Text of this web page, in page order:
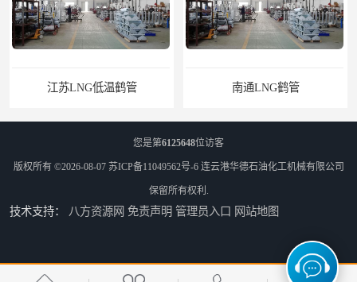
南通LNG鹤管 江苏LNG鹤管
您是第6125648位访客
版权所有 ©2026-08-07 苏ICP备11049562号-6 连云港华德石油化工机械有限公司
保留所有权利.
技术支持： 八方资源网 免责声明 管理员入口 网站地图